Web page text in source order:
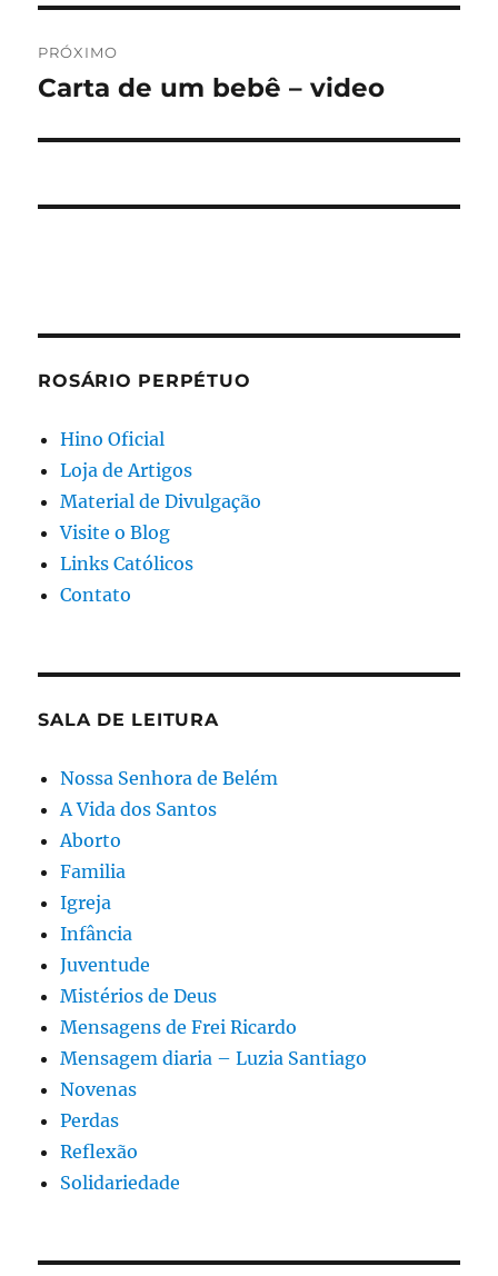
PRÓXIMO
Próximo
Carta de um bebê – video
ROSÁRIO PERPÉTUO
Hino Oficial
Loja de Artigos
Material de Divulgação
Visite o Blog
Links Católicos
Contato
SALA DE LEITURA
Nossa Senhora de Belém
A Vida dos Santos
Aborto
Familia
Igreja
Infância
Juventude
Mistérios de Deus
Mensagens de Frei Ricardo
Mensagem diaria – Luzia Santiago
Novenas
Perdas
Reflexão
Solidariedade